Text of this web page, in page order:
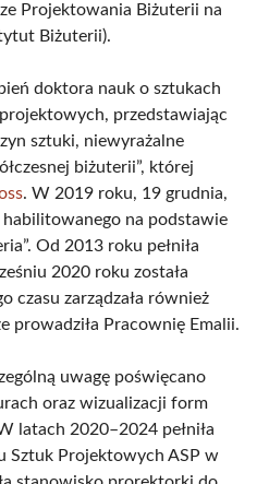
Projektowania Biżuterii na
Biżuterii).
doktora nauk o sztukach
przedstawiając
sztuki, niewyrażalne
biżuterii”, której
. W 2019 roku, 19 grudnia,
na podstawie
Od 2013 roku pełniła
2020 roku została
czasu zarządzała również
prowadziła Pracownię Emalii.
uwagę poświęcano
oraz wizualizacji form
latach 2020–2024 pełniła
Sztuk Projektowych ASP w